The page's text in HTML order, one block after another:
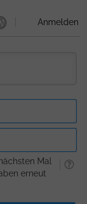
Anmelden
E-
Mal
erneut